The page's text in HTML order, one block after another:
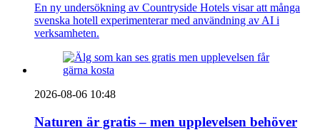
En ny undersökning av Countryside Hotels visar att många
svenska hotell experimenterar med användning av AI i
verksamheten.
2026-08-06 10:48
Naturen är gratis – men upplevelsen behöver